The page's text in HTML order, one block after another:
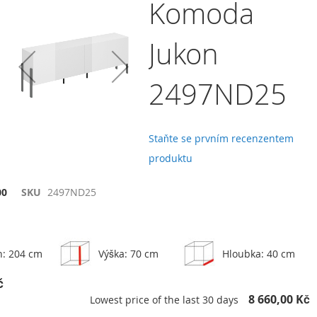
Komoda
Jukon
2497ND25
Staňte se prvním recenzentem
produktu
SKU 2497ND25
204 cm Výška: 70 cm Hloubka: 40 cm
Lowest price of the last 30 days 8 660,00 Kč
Přidat do košíku
Přidat k porovnání
Televizní stolek Jukon